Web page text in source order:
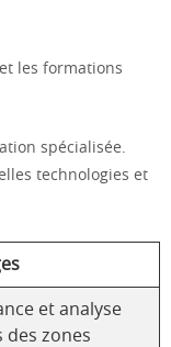
les formations
spécialisée.
technologies et
et analyse
des zones